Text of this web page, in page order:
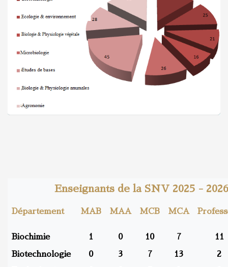
Enseignants de la SNV 2025 - 2026
Département MAB MAA MCB MCA
Biochimie 1 0 10 7 11
Biotechnologie 0 3 7 13 2